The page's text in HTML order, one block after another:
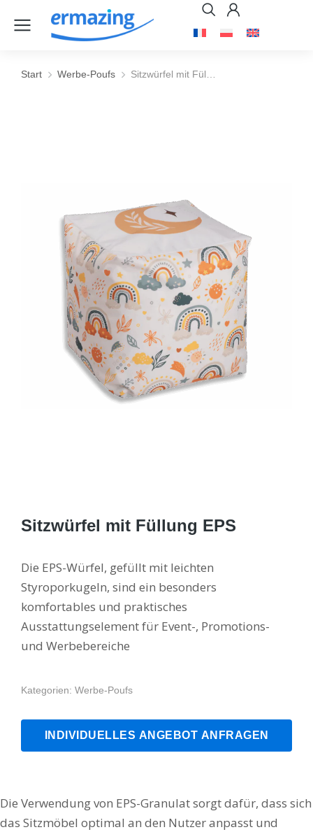
Sie befinden sich hier:
Start Werbe-Poufs Sitzwürfel mit Fül…
Sitzwürfel mit Füllung EPS
Die EPS-Würfel, gefüllt mit leichten
Styroporkugeln, sind ein besonders
komfortables und praktisches
Ausstattungselement für Event-, Promotions-
und Werbebereiche
Kategorien: Werbe-Poufs
INDIVIDUELLES ANGEBOT ANFRAGEN
Die Verwendung von EPS-Granulat sorgt dafür, dass sich
das Sitzmöbel optimal an den Nutzer anpasst und